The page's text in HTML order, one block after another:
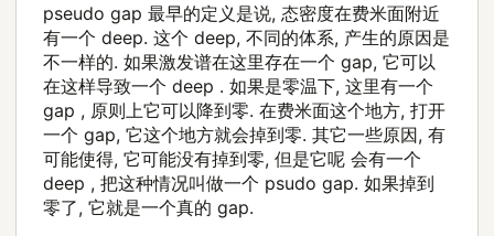
pseudo gap 最早的定义是说, 态密度在费米面附近
有一个 deep. 这个 deep, 不同的体系, 产生的原因是
不一样的. 如果激发谱在这里存在一个 gap, 它可以
在这样导致一个 deep . 如果是零温下, 这里有一个
gap , 原则上它可以降到零. 在费米面这个地方, 打开
一个 gap, 它这个地方就会掉到零. 其它一些原因, 有
可能使得, 它可能没有掉到零, 但是它呢 会有一个
deep , 把这种情况叫做一个 psudo gap. 如果掉到
零了, 它就是一个真的 gap.